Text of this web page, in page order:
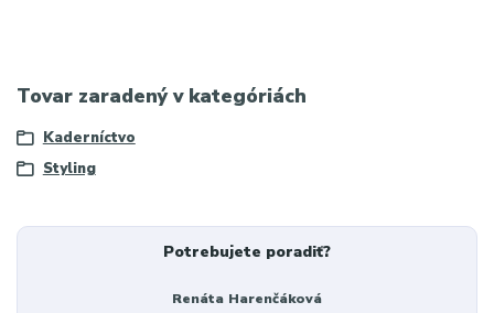
Tovar zaradený v kategóriách
Kaderníctvo
Styling
Potrebujete poradiť?
Renáta Harenčáková